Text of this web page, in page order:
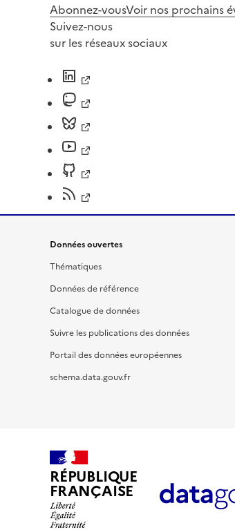
Abonnez-vousVoir nos prochains
Suivez-nous
sur les réseaux sociaux
Données ouvertes
Thématiques
Données de référence
Catalogue de données
Suivre les publications des données
Portail des données européennes
schema.data.gouv.fr
RÉPUBLIQUE
FRANÇAISE